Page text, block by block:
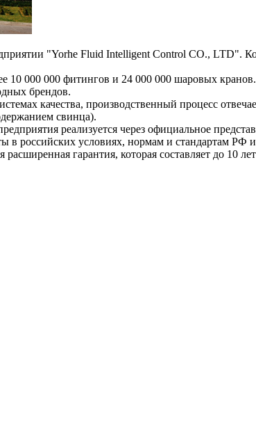
"Yorhe Fluid Intelligent Control CO., LTD".
10 000 000 фитингов и 24 000 000 шаровых
брендов.
качества, производственный процесс
свинца).
реализуется через официальное
в российских условиях, нормам и стандартам
расширенная гарантия, которая составляет до 10